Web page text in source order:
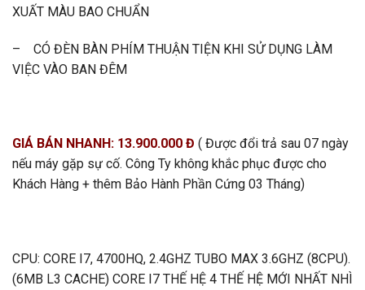
XUẤT MÀU BAO CHUẨN
– CÓ ĐÈN BÀN PHÍM THUẬN TIỆN KHI SỬ DỤNG LÀM
VIỆC VÀO BAN ĐÊM
GIÁ BÁN NHANH: 13.900.000 Đ ( Được đổi trả sau 07 ngày
nếu máy gặp sự cố. Công Ty không khắc phục được cho
Khách Hàng + thêm Bảo Hành Phần Cứng 03 Tháng)
CPU: CORE I7, 4700HQ, 2.4GHZ TUBO MAX 3.6GHZ (8CPU).
(6MB L3 CACHE) CORE I7 THẾ HỆ 4 THẾ HỆ MỚI NHẤT NHÌ